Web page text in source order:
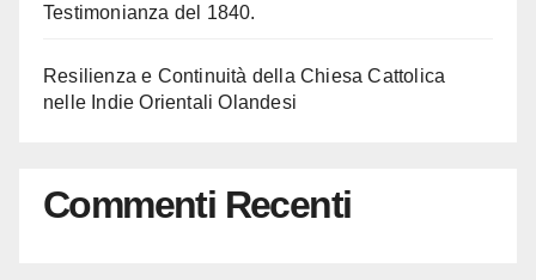
Testimonianza del 1840.
Resilienza e Continuità della Chiesa Cattolica
nelle Indie Orientali Olandesi
Commenti Recenti